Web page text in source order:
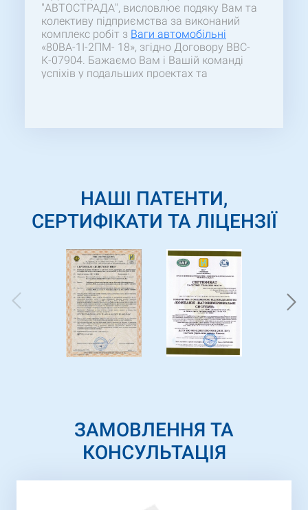
"АВТОСТРАДА", висловлює подяку Вам та
колективу підприємства за виконаний
комплекс робіт з Ваги автомобільні
«80ВА-1І-2ПМ- 18», згідно Договору ВВС-
К-07904. Бажаємо Вам і Вашій команді
успіхів у подальших проектах та
НАШІ ПАТЕНТИ,
СЕРТИФІКАТИ ТА ЛІЦЕНЗІЇ
ЗАМОВЛЕННЯ ТА
КОНСУЛЬТАЦІЯ